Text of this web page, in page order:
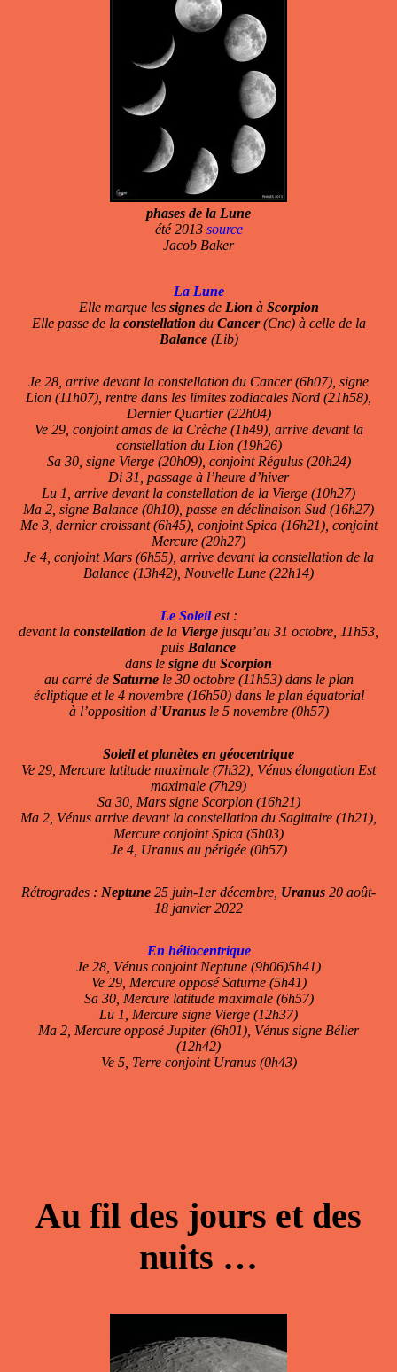
phases de la Lune
été 2013 source
Jacob Baker
La Lune
Elle marque les signesde Lion à Scorpion
Elle passe de la constellation du Cancer(Cnc) à celle de la
Balance(Lib)
Je 28, arrive devant la constellation du Cancer (6h07), signe
Lion (11h07), rentre dans les limites zodiacales Nord (21h58),
Dernier Quartier (22h04)
Ve 29, conjoint amas de la Crèche (1h49), arrive devant la
constellation du Lion (19h26)
Sa 30, signe Vierge (20h09), conjoint Régulus (20h24)
Di 31, passage à l’heure d’hiver
Lu 1, arrive devant la constellation de la Vierge (10h27)
Ma 2, signe Balance (0h10), passe en déclinaison Sud (16h27)
Me 3, dernier croissant (6h45), conjoint Spica (16h21), conjoint
Mercure (20h27)
Je 4, conjoint Mars (6h55), arrive devant la constellation de la
Balance (13h42), Nouvelle Lune (22h14)
Le Soleilest :
devant la constellation de la Vierge jusqu’au 31 octobre, 11h53,
puis Balance
dans le signe du Scorpion
au carré de Saturnele 30 octobre (11h53) dans le plan
écliptique et le 4 novembre (16h50) dans le plan équatorial
à l’opposition d’Uranusle 5 novembre (0h57)
Soleil et planètes en géocentrique
Ve 29, Mercure latitude maximale (7h32), Vénus élongation Est
maximale (7h29)
Sa 30, Mars signe Scorpion (16h21)
Ma 2, Vénus arrive devant la constellation du Sagittaire (1h21),
Mercure conjoint Spica (5h03)
Je 4, Uranus au périgée (0h57)
Rétrogrades : Neptune 25 juin-1er décembre, Uranus 20 août-
18 janvier 2022
En héliocentrique
Je 28, Vénus conjoint Neptune (9h06)5h41)
Ve 29, Mercure opposé Saturne (5h41)
Sa 30, Mercure latitude maximale (6h57)
Lu 1, Mercure signe Vierge (12h37)
Ma 2, Mercure opposé Jupiter (6h01), Vénus signe Bélier
(12h42)
Ve 5, Terre conjoint Uranus (0h43)
Au fil des jours et des
nuits …